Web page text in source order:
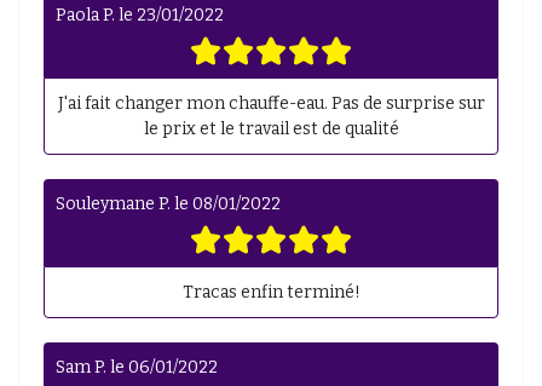
Paola P. le 23/01/2022
J'ai fait changer mon chauffe-eau. Pas de surprise sur
le prix et le travail est de qualité
Souleymane P. le 08/01/2022
Tracas enfin terminé!
Sam P. le 06/01/2022